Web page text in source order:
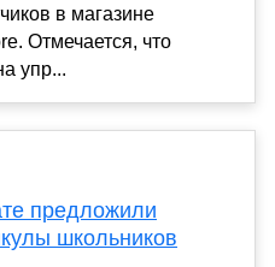
в магазине
Отмечается, что
упр...
предложили
школьников